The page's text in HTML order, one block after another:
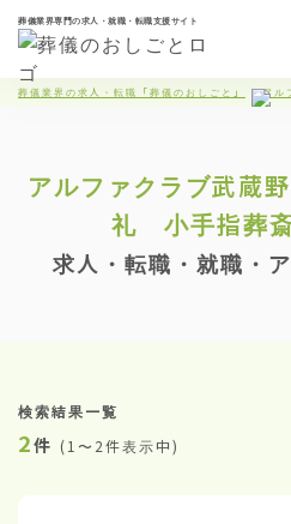
葬儀業界専門の求人・就職・転職支援サイト
葬儀業界の求人・転職「葬儀のおしごと」 アル
アルファクラブ武蔵
礼 小手指葬
求人・転職・就職・
検索結果一覧
2件 (1〜2件表示中)